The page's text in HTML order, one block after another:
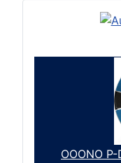
OOONO